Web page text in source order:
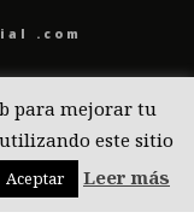
.com
para mejorar tu
este sitio
Aceptar Leer más